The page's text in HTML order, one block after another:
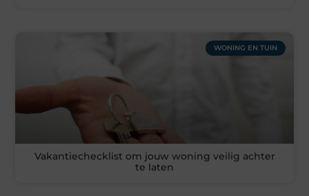
WONING EN TUIN
Vakantiechecklist om jouw woning veilig achter
te laten